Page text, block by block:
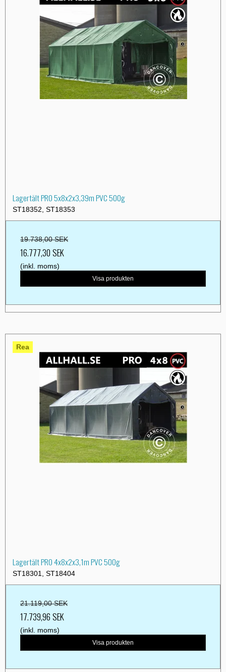
Lagertält PRO 5x8x2x3,39m PVC 500g
ST18352, ST18353
19.738,00 SEK
16.777,30 SEK
(inkl. moms)
Visa produkten
Rea
Lagertält PRO 4x8x2x3,1m PVC 500g
ST18301, ST18404
21.119,00 SEK
17.739,96 SEK
(inkl. moms)
Visa produkten